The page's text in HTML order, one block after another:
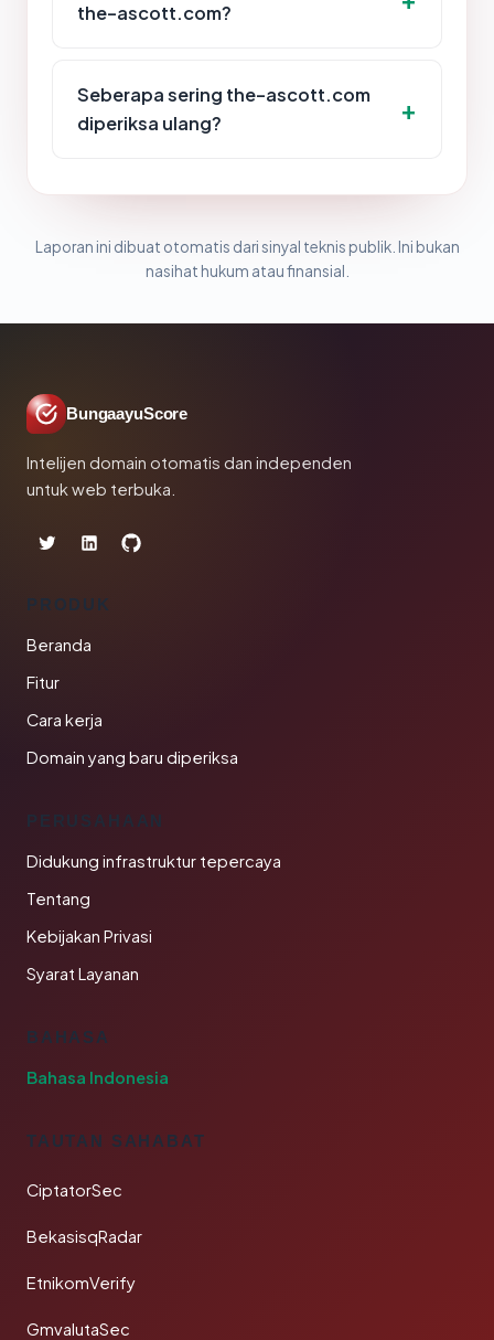
the-ascott.com?
Seberapa sering the-ascott.com
diperiksa ulang?
Laporan ini dibuat otomatis dari sinyal teknis publik. Ini bukan
nasihat hukum atau finansial.
BungaayuScore
Intelijen domain otomatis dan independen
untuk web terbuka.
PRODUK
Beranda
Fitur
Cara kerja
Domain yang baru diperiksa
PERUSAHAAN
Didukung infrastruktur tepercaya
Tentang
Kebijakan Privasi
Syarat Layanan
BAHASA
Bahasa Indonesia
TAUTAN SAHABAT
CiptatorSec
BekasisqRadar
EtnikomVerify
GmvalutaSec